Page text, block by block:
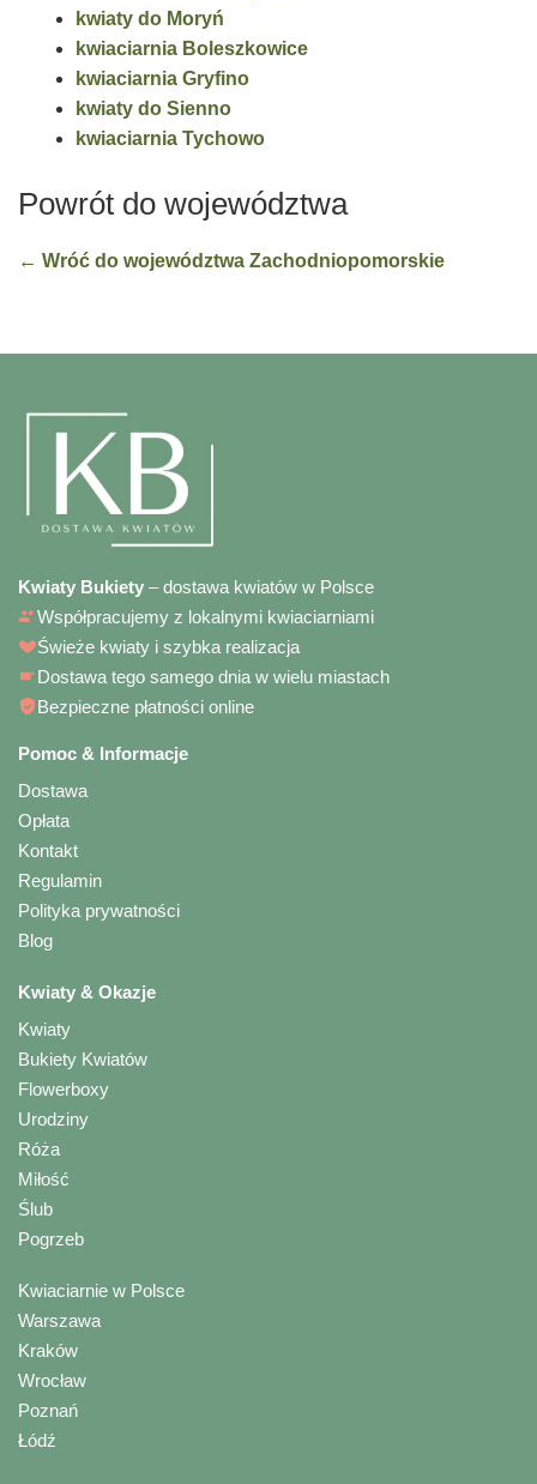
kwiaty do Moryń
kwiaciarnia Boleszkowice
kwiaciarnia Gryfino
kwiaty do Sienno
kwiaciarnia Tychowo
Powrót do województwa
← Wróć do województwa Zachodniopomorskie
Kwiaty Bukiety – dostawa kwiatów w Polsce
Współpracujemy z lokalnymi kwiaciarniami
Świeże kwiaty i szybka realizacja
Dostawa tego samego dnia w wielu miastach
Bezpieczne płatności online
Pomoc & Informacje
Dostawa
Opłata
Kontakt
Regulamin
Polityka prywatności
Blog
Kwiaty & Okazje
Kwiaty
Bukiety Kwiatów
Flowerboxy
Urodziny
Róża
Miłość
Ślub
Pogrzeb
Kwiaciarnie w Polsce
Warszawa
Kraków
Wrocław
Poznań
Łódź